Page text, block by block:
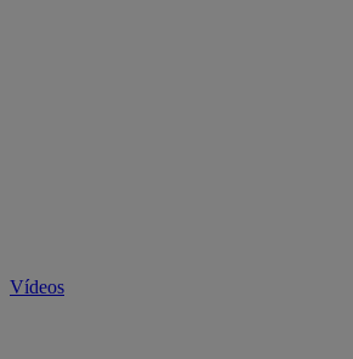
Vídeos